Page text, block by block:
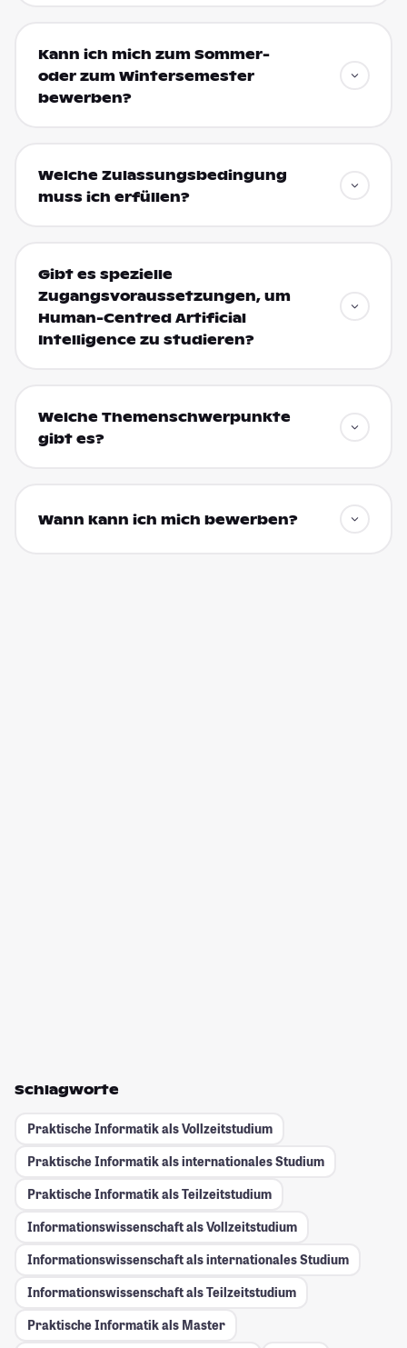
Kann ich mich zum Sommer-
oder zum Wintersemester
bewerben?
Welche Zulassungsbedingung
muss ich erfüllen?
Gibt es spezielle
Zugangsvoraussetzungen, um
Human-Centred Artificial
Intelligence zu studieren?
Welche Themenschwerpunkte
gibt es?
Wann kann ich mich bewerben?
Schlagworte
Praktische Informatik als Vollzeitstudium
Praktische Informatik als internationales Studium
Praktische Informatik als Teilzeitstudium
Informationswissenschaft als Vollzeitstudium
Informationswissenschaft als internationales Studium
Informationswissenschaft als Teilzeitstudium
Praktische Informatik als Master